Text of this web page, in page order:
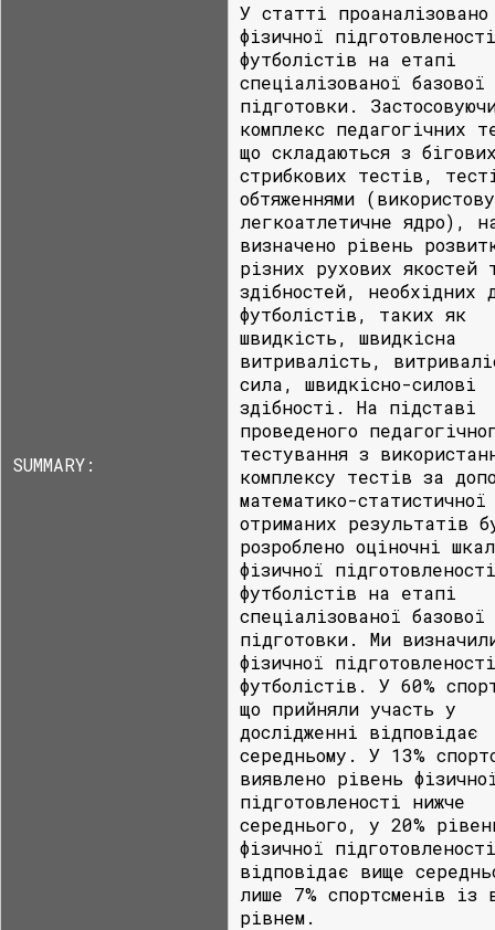
SUMMARY:
У статті
фізичної підготовленості
футболістів на етапі
спеціалізованої базової
підготовки.
комплекс педагогічних
що складаються з
стрибкових тестів,
обтяженнями
легкоатлетичне ядро),
визначено рівень
різних рухових якостей
здібностей, необхідних
футболістів, таких як
швидкість, швидкісна
витривалість,
сила, швидкісно-силові
здібності. На підставі
проведеного
тестування з
комплексу тестів за
математико-статистичної
отриманих результатів
розроблено оціночні
фізичної підготовленості
футболістів на етапі
спеціалізованої базової
підготовки. Ми
фізичної підготовленості
футболістів. У 60%
що прийняли участь у
дослідженні відповідає
середньому. У 13%
виявлено рівень
підготовленості нижче
середнього, у 20%
фізичної підготовленості
відповідає вище
лише 7% спортсменів із
рівнем.